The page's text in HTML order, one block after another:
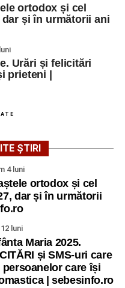
ortodox și cel
și în următorii ani
Urări și felicitări
prieteni |
ȘTIRI
4 luni
ortodox și cel
dar și în următorii
luni
Maria 2025.
și SMS-uri care
care își
| sebesinfo.ro